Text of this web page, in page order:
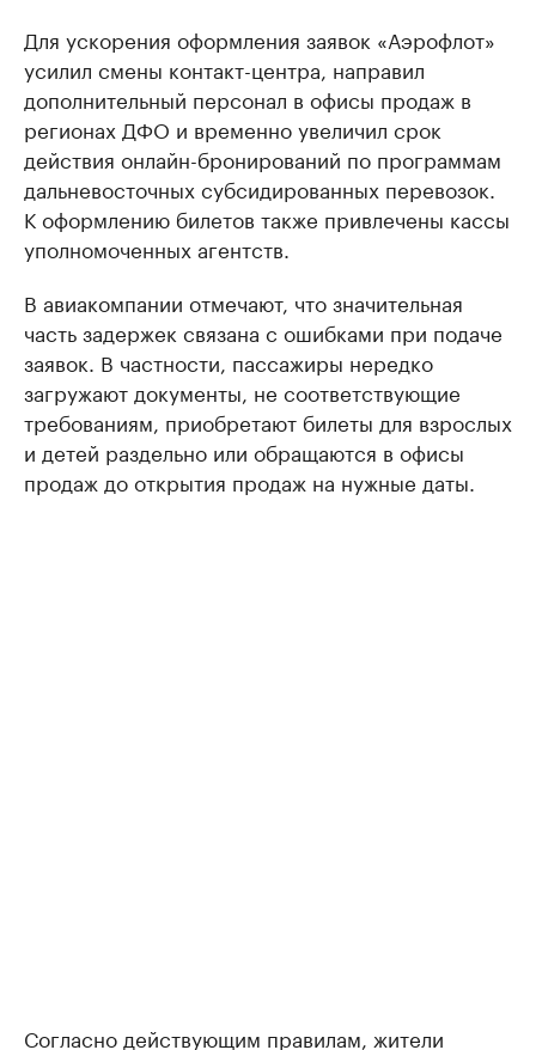
Для ускорения оформления заявок «Аэрофлот»
усилил смены контакт-центра, направил
дополнительный персонал в офисы продаж в
регионах ДФО и временно увеличил срок
действия онлайн-бронирований по программам
дальневосточных субсидированных перевозок.
К оформлению билетов также привлечены кассы
уполномоченных агентств.
В авиакомпании отмечают, что значительная
часть задержек связана с ошибками при подаче
заявок. В частности, пассажиры нередко
загружают документы, не соответствующие
требованиям, приобретают билеты для взрослых
и детей раздельно или обращаются в офисы
продаж до открытия продаж на нужные даты.
Согласно действующим правилам, жители